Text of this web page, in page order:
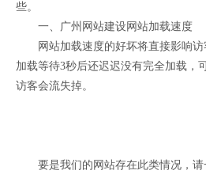
些。
一、广州网站建设网站加载速度
网站加载速度的好坏将直接影响访
加载等待3秒后还迟迟没有完全加载，
访客会流失掉。
要是我们的网站存在此类情况，请